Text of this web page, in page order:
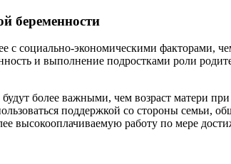
беременности
с социально-экономическими факторами,
и выполнение подростками роли
более важными, чем возраст матери
поддержкой со стороны семьи,
высокооплачиваемую работу по мере